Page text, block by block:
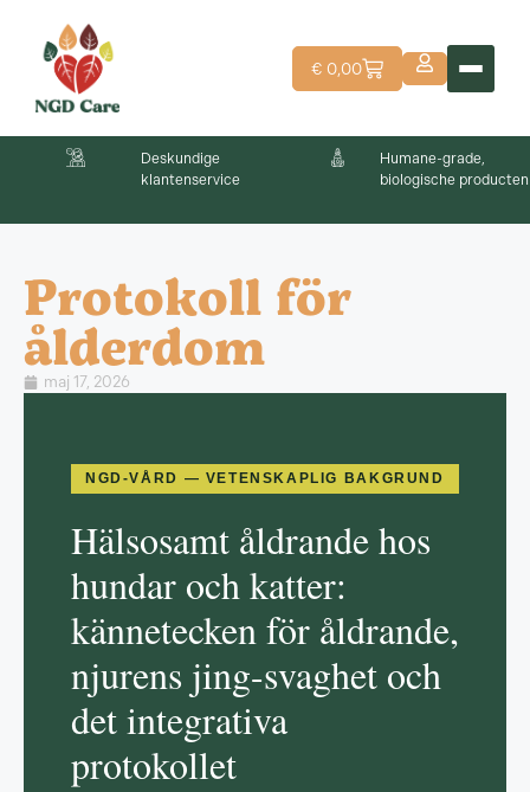
€ 0,00
Deskundige
klantenservice
Humane-grade,
biologische producten
Protokoll för
ålderdom
maj 17, 2026
NGD-VÅRD — VETENSKAPLIG BAKGRUND
Hälsosamt åldrande hos
hundar och katter:
kännetecken för åldrande,
njurens jing-svaghet och
det integrativa
protokollet